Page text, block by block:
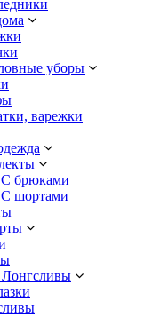
уборы
варежки
С брюками
С шортами
Лонгсливы